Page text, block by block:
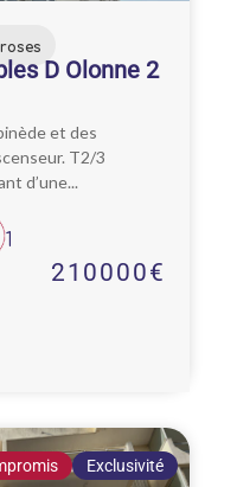
D Olonne 2
et des
T2/3
d’une...
1
210000€
Exclusivité